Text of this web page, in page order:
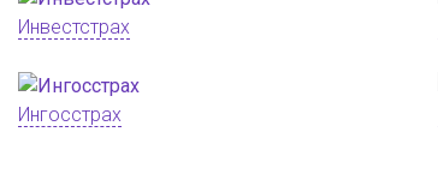
Инвестстрах
Ингосстрах